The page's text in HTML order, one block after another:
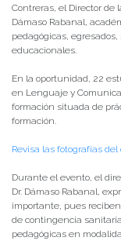
Contreras, el Director de
Dámaso Rabanal,
pedagógicas,
educacionales.
En la oportunidad, 22
en Lenguaje y
formación situada de
formación.
Revisa las fotografías
Durante el evento, el
Dr. Dámaso Rabanal,
importante, pues
de contingencia
pedagógicas en